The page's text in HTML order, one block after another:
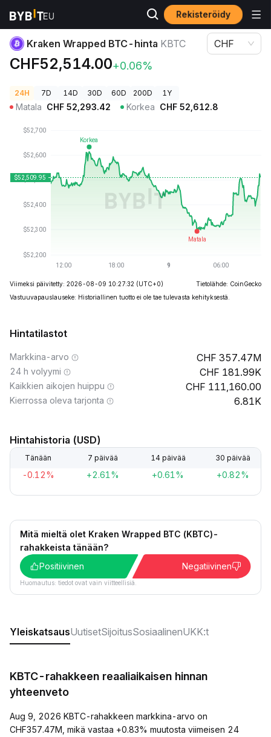
Rekisteröidy
Kryptohinnat Kraken Wrapped BTC-hinta KBTC
Kraken Wrapped BTC-hinta KBTC
CHF52,514.00+0.06%
CHF
24H 7D 14D 30D 60D 200D 1Y
Matala CHF 52,293.42 Korkea CHF 52,612.8
Viimeksi päivitetty: 2026-08-09 10:27:32 (UTC+0)
Tietolähde: CoinGecko
Vastuuvapauslauseke: Historiallinen tuotto ei ole tae tulevasta kehityksestä.
Hintatilastot
Markkina-arvo 357.47M
24 h volyymi 181.99K
Kaikkien aikojen huippu 111,160.00
Kierrossa oleva tarjonta 6.81K
Hintahistoria (USD)
Tänään 7 päivää 14 päivää 30 päivää
-0.12% +2.61% +0.61% +0.82%
Mitä mieltä olet Kraken Wrapped BTC (KBTC)-
rahakkeista tänään?
Positiivinen
Negatiivinen
Huomautus: tiedot ovat vain viitteellisiä.
YleiskatsausUutisetSijoitusSosiaalinenUKK:t
KBTC-rahakkeen reaaliaikaisen hinnan
yhteenveto
Aug 9, 2026 KBTC-rahakkeen markkina-arvo on
CHF357.47M, mikä vastaa +0.83% muutosta viimeisen 24